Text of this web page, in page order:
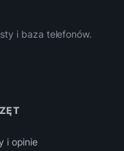
i baza telefonów.
i opinie